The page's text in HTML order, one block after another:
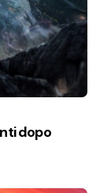
dopo